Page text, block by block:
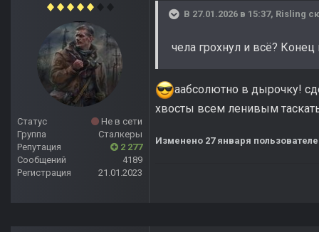
Статус
Не в сети
Группа
Сталкеры
Репутация
2 277
Сообщений
4189
Регистрация
21.01.2023
В 27.01.2026 в 15:37, Risling
чела грохнул и всё? Конец
аабсолютно в дырочку!
хвосты всем ленивым
Изменено 27 января